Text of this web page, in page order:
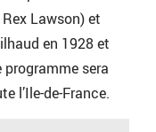
Lawson) et
en 1928 et
programme sera
l’Ile-de-France.